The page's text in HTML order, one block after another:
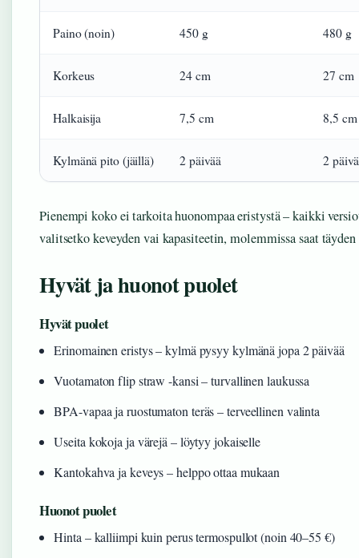
Paino (noin) 450 g 480 g
Korkeus 24 cm 27 cm
Halkaisija 7,5 cm 8,5 cm
Kylmänä pito (jäillä) 2 päivää 2
Pienempi koko ei tarkoita huonompaa eristystä – kaikki
valitsetko keveyden vai kapasiteetin, molemmissa saat
Hyvät ja huonot puolet
Hyvät puolet
Erinomainen eristys – kylmä pysyy kylmänä jopa 2 päivää
Vuotamaton flip straw -kansi – turvallinen laukussa
BPA-vapaa ja ruostumaton teräs – terveellinen valinta
Useita kokoja ja värejä – löytyy jokaiselle
Kantokahva ja keveys – helppo ottaa mukaan
Huonot puolet
Hinta – kalliimpi kuin perus termospullot (noin 40–55 €)